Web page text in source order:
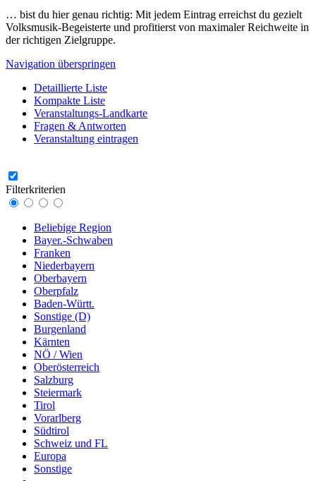
… bist du hier genau richtig: Mit jedem Eintrag erreichst du gezielt
Volksmusik-Begeisterte und profitierst von maximaler Reichweite in
der richtigen Zielgruppe.
Navigation überspringen
Detaillierte Liste
Kompakte Liste
Veranstaltungs-Landkarte
Fragen & Antworten
Veranstaltung eintragen
Filterkriterien
Beliebige Region
Bayer.-Schwaben
Franken
Niederbayern
Oberbayern
Oberpfalz
Baden-Württ.
Sonstige (D)
Burgenland
Kärnten
NÖ / Wien
Oberösterreich
Salzburg
Steiermark
Tirol
Vorarlberg
Südtirol
Schweiz und FL
Europa
Sonstige